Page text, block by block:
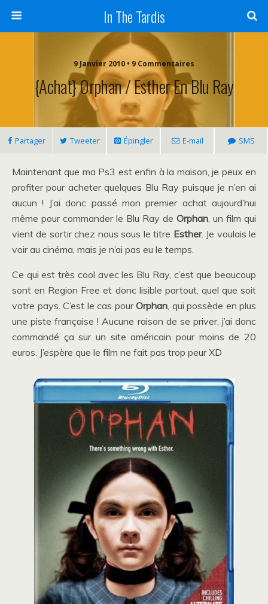
In The Tardis
9 Janvier 2010 • 9 Commentaires
{Achat} Orphan / Esther En Blu Ray
Partager Tweeter Épingler E-mail SMS
Maintenant que ma Ps3 est enfin à la maison, je peux en
profiter pour acheter quelques Blu Ray puisque je n’en ai
aucun ! J’ai donc passé mon premier achat aujourd’hui
même pour commander le Blu Ray de Orphan, un film qui
vient de sortir chez nous sous le titre Esther. Je voulais le
voir au cinéma, mais je n’ai pas eu le temps.
Ce qui est très cool avec les Blu Ray, c’est que beaucoup
sont en Region Free et donc lisible partout, quel que soit
votre pays. C’est le cas pourOrphan, qui possède en plus
une piste française ! Aucune raison de se priver, j’ai donc
commandé ça sur un site américain pour moins de 20
euros. J’espère que le film ne fait pas trop peur XD